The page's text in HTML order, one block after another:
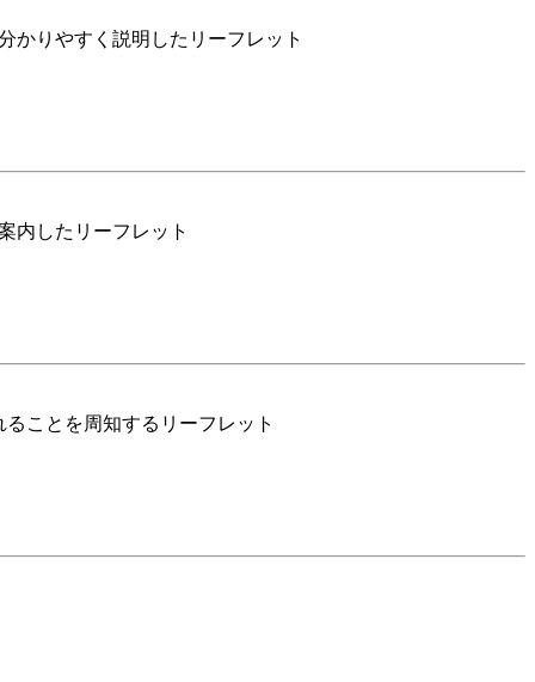
かりやすく説明したリーフレット
内したリーフレット
ことを周知するリーフレット